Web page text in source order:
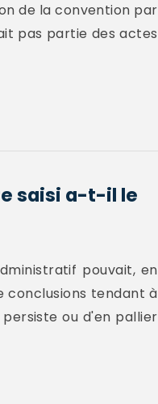
de la convention par
pas partie des actes
saisi a-t-il le
pouvait, en
conclusions tendant à
ou d'en pallier